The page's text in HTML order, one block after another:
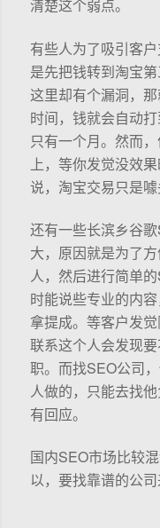
清楚这个弱点。
有些人为了吸引客
是先把钱转到淘宝
这里却有个漏洞，
时间，钱就会自动
只有一个月。然而
上，等你发觉没效
说，淘宝交易只是噱
还有一些长滨乡谷
大，原因就是为了
人，然后进行简单
时能说些专业的内
拿提成。等客户发
联系这个人会发现
职。而找SEO公司
人做的，只能去找
有回应。
国内SEO市场比较
以，要找靠谱的公司